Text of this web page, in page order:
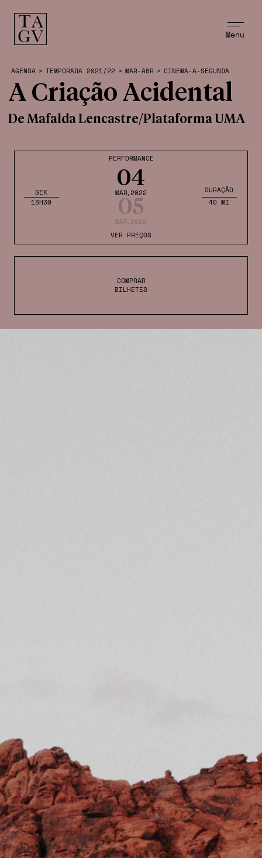
Menu
PERFORMANCE
04
MAR,2022
05
MAR,2022
SEX
18H30
DURAÇÃO
40 MI
VER PREÇOS
COMPRAR
BILHETES
AGENDA > TEMPORADA 2021/22 > MAR-ABR > CINEMA-A-SEGUNDA
A Criação Acidental
De Mafalda Lencastre/Plataforma UMA